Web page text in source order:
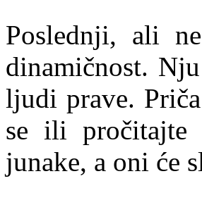
Poslednji, ali
dinamičnost.
ljudi prave.
se ili pročitajte
junake, a oni će